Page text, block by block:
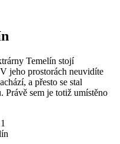
Temelín stojí
jeho prostorách neuvidíte
a přesto se stal
sem je totiž umístěno